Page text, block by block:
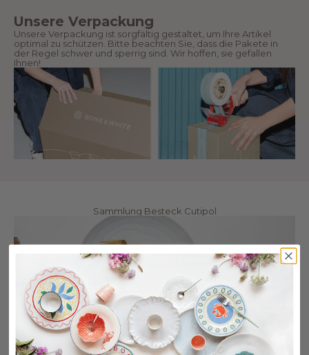
Unsere Verpackung
Unsere Verpackung ist sorgfältig gestaltet, um Ihre Artikel
optimal zu schützen. Bitte beachten Sie, dass die Pakete in
der Regel schwer und sperrig sind. Wir hoffen, sie gefallen
Ihnen!
Sammlung Besteck Cutipol